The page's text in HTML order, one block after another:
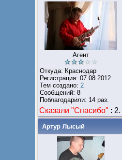
Агент
Откуда: Краснодар
Регистрация: 07.08.2012
Тем создано: 2
Сообщений: 8
Поблагодарили: 14 раз.
Сказали "Cпасибо" : 2.
Артур Лысый